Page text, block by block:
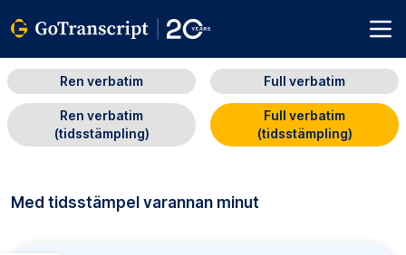
Ren verbatim Full verbatim
Ren verbatim
(tidsstämpling)
Full verbatim
(tidsstämpling)
Med tidsstämpel varannan minut